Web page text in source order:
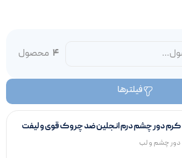
4 محصول
فیلترها
کرم دور چشم درم انجلین ضد چروک قوی و لیفت
کننده پلک
دور چشم و لب